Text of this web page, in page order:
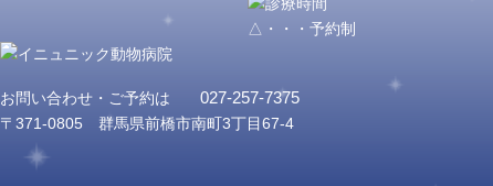
△・・・予約制
お問い合わせ・ご予約は 027-257-7375
〒371-0805 群馬県前橋市南町3丁目67-4